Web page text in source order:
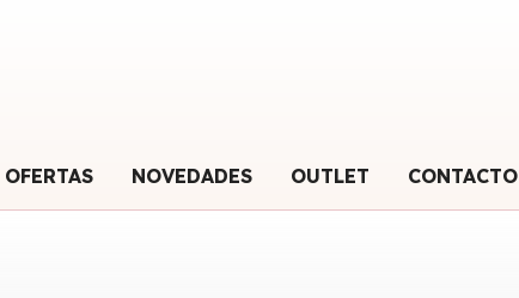
OFERTAS NOVEDADES OUTLET CONTACTO